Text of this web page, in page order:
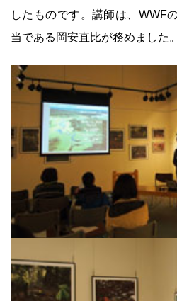
したものです。講師は、WWF
当である岡安直比が務めました。